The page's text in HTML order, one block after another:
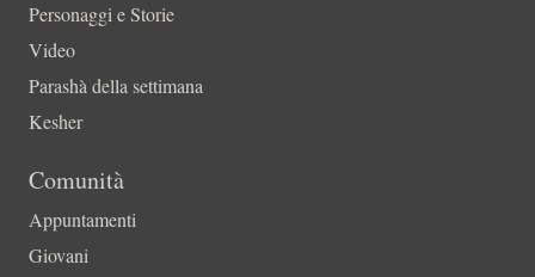
Personaggi e Storie
Video
Parashà della settimana
Kesher
Comunità
Appuntamenti
Giovani